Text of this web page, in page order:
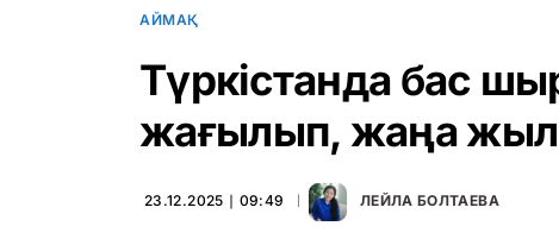
АЙМАҚ
Түркістанда бас
жағылып, жаңа
23.12.2025 ∣ 09:49 ЛЕЙЛА БОЛТАЕВА